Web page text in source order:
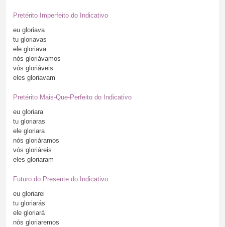
Pretérito Imperfeito do Indicativo
eu gloriava
tu gloriavas
ele gloriava
nós gloriávamos
vós gloriáveis
eles gloriavam
Pretérito Mais-Que-Perfeito do Indicativo
eu gloriara
tu gloriaras
ele gloriara
nós gloriáramos
vós gloriáreis
eles gloriaram
Futuro do Presente do Indicativo
eu gloriarei
tu gloriarás
ele gloriará
nós gloriaremos